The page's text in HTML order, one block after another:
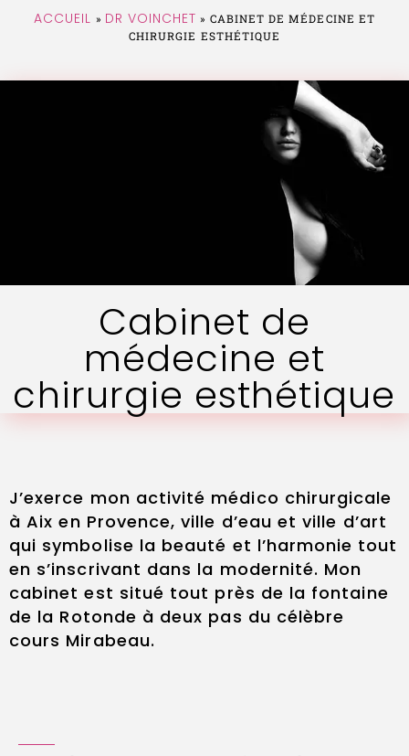
ACCUEIL » DR VOINCHET » CABINET DE MÉDECINE ET
CHIRURGIE ESTHÉTIQUE
Cabinet de
médecine et
chirurgie esthétique
J’exerce mon activité médico chirurgicale
à Aix en Provence, ville d’eau et ville d’art
qui symbolise la beauté et l’harmonie tout
en s’inscrivant dans la modernité. Mon
cabinet est situé tout près de la fontaine
de la Rotonde à deux pas du célèbre
cours Mirabeau.